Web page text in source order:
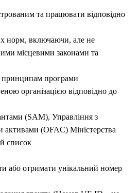
та працювати відповідно
норм, включаючи, але не
місцевими законами та
принципам програми
організацією відповідно до
(SAM), Управління з
активами (OFAC) Міністерства
список
або отримати унікальний номер